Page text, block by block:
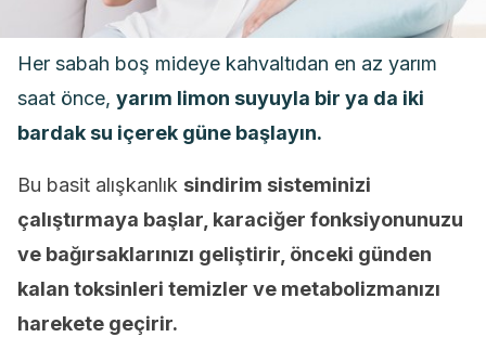
Her sabah boş mideye kahvaltıdan en az yarım
saat önce, yarım limon suyuyla bir ya da iki
bardak su içerek güne başlayın.
Bu basit alışkanlık sindirim sisteminizi
çalıştırmaya başlar, karaciğer fonksiyonunuzu
ve bağırsaklarınızı geliştirir, önceki günden
kalan toksinleri temizler ve metabolizmanızı
harekete geçirir.